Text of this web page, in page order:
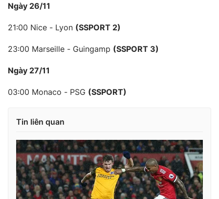
Ngày 26/11
21:00 Nice - Lyon (SSPORT 2)
23:00 Marseille - Guingamp (SSPORT 3)
Ngày 27/11
03:00 Monaco - PSG (SSPORT)
Tin liên quan